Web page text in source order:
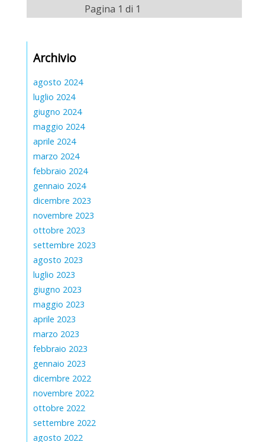
Pagina 1 di 1
Archivio
agosto 2024
luglio 2024
giugno 2024
maggio 2024
aprile 2024
marzo 2024
febbraio 2024
gennaio 2024
dicembre 2023
novembre 2023
ottobre 2023
settembre 2023
agosto 2023
luglio 2023
giugno 2023
maggio 2023
aprile 2023
marzo 2023
febbraio 2023
gennaio 2023
dicembre 2022
novembre 2022
ottobre 2022
settembre 2022
agosto 2022